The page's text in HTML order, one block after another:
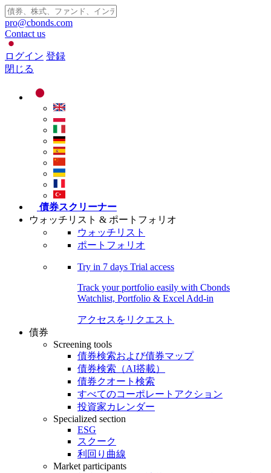
pro@cbonds.com
Contact us
ログイン 登録
閉じる
債券スクリーナー
ウォッチリスト & ポートフォリオ
ウォッチリスト
ポートフォリオ
Try in 7 days Trial access
Track your portfolio easily with Cbonds
Watchlist, Portfolio & Excel Add-in
アクセスをリクエスト
債券
Screening tools
債券検索および債券マップ
債券検索（AI搭載）
債券クオート検索
すべてのコーポレートアクション
投資家カレンダー
Specialized section
ESG
スクーク
利回り曲線
Market participants